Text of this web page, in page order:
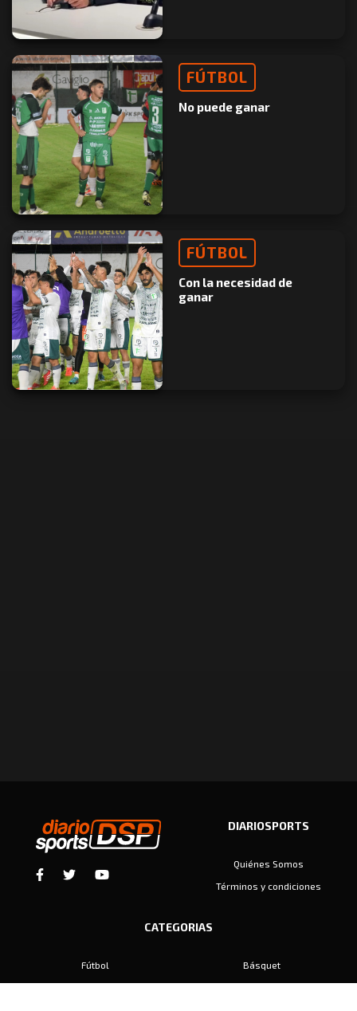
FÚTBOL
No puede ganar
FÚTBOL
Con la necesidad de
ganar
DIARIOSPORTS
Quiénes Somos
Términos y condiciones
CATEGORIAS
Fútbol
Básquet